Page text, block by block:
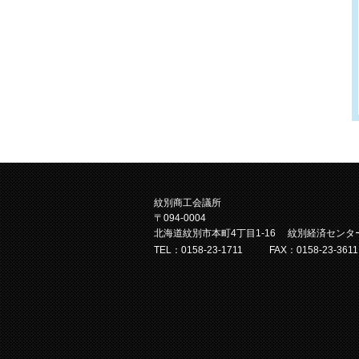
紋別商工会議所
〒094-0004
北海道紋別市本町4丁目1-16 紋別経済センタ
TEL：0158-23-1711
FAX：0158-23-3611